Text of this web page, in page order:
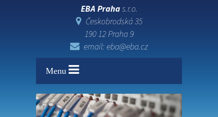
EBA Prahas.r.o.
Českobrodská 35
190 12 Praha 9
email: eba@eba.cz
Menu